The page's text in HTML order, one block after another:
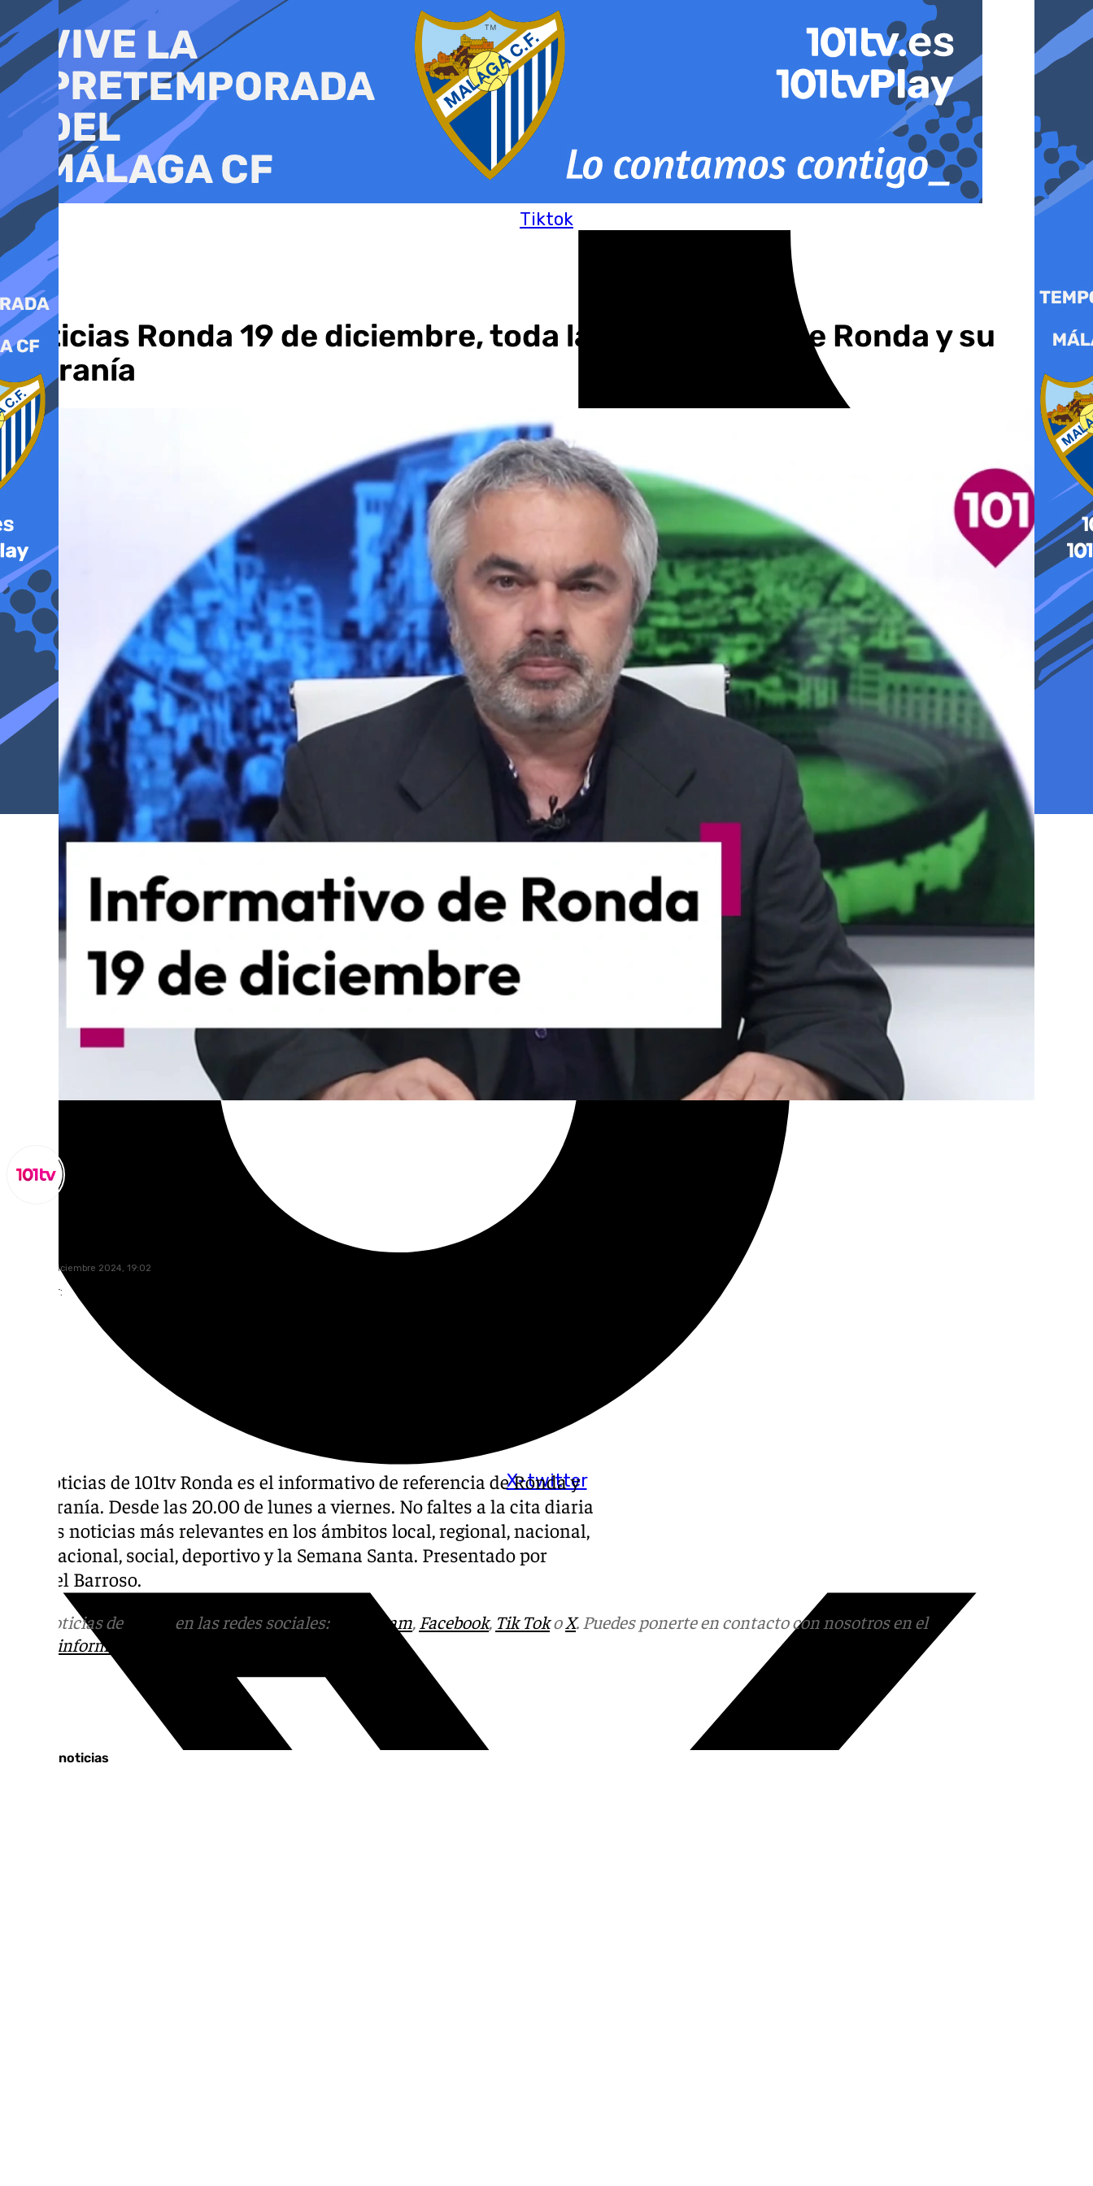
al
contenido
Tiktok
X-twitter
Noticias Ronda 19 de diciembre, toda la información de Ronda y su
Serranía
jueves, 19 diciembre 2024, 19:02
Compartir:
Las noticias de 101tv Ronda es el informativo de referencia de Ronda y
su Serranía. Desde las 20.00 de lunes a viernes. No faltes a la cita diaria
con las noticias más relevantes en los ámbitos local, regional, nacional,
internacional, social, deportivo y la Semana Santa. Presentado por
Manuel Barroso.
Más noticias de en las redes sociales: Instagram, Facebook, Tik TokoX. Puedes ponerte en contacto con nosotros en el
informativos@101tv.es
Últimas noticias